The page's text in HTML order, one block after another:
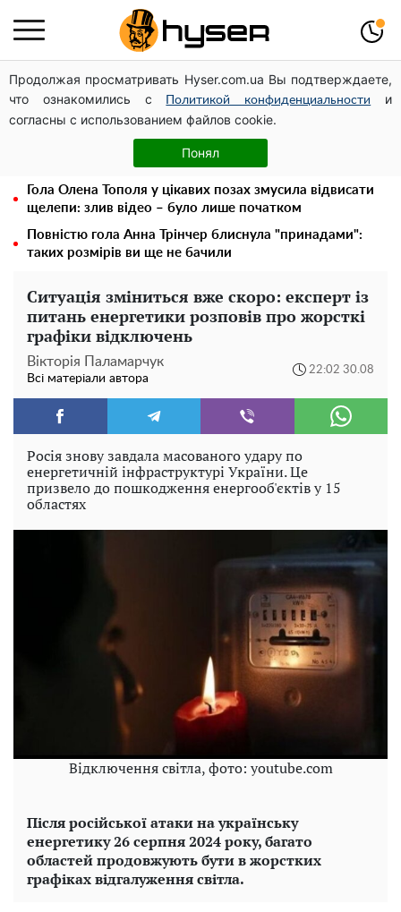
Продолжая просматривать Hyser.com.ua Вы подтверждаете,
что ознакомились с
Политикой конфиденциальности
и
согласны с использованием файлов cookie.
Понял
Чи може Поштова площа стати головною точкою
входу до історичного Києва
Павло Прудніков та його дивовижна кар'єра від актора
у російському театрі до номінанта у керівники
Федерації профспілок
Гола Олена Тополя у цікавих позах змусила відвисати
щелепи: злив відео – було лише початком
Повністю гола Анна Трінчер блиснула "принадами":
таких розмірів ви ще не бачили
Ситуація зміниться вже скоро: експерт із
питань енергетики розповів про жорсткі
графіки відключень
Вікторія Паламарчук
Всі матеріали автора
22:02 30.08
Росія знову завдала масованого удару по
енергетичній інфраструктурі України. Це
призвело до пошкодження енергооб'єктів у 15
областях
Відключення світла, фото: youtube.com
Після російської атаки на українську
енергетику 26 серпня 2024 року, багато
областей продовжують бути в жорстких
графіках відгалуження світла.